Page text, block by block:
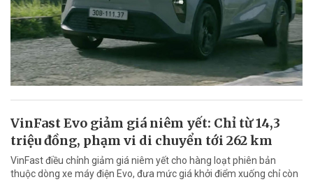
VinFast Evo giảm giá niêm yết: Chỉ từ 14,3
triệu đồng, phạm vi di chuyển tới 262 km
VinFast điều chỉnh giảm giá niêm yết cho hàng loạt phiên bản
thuộc dòng xe máy điện Evo, đưa mức giá khởi điểm xuống chỉ còn